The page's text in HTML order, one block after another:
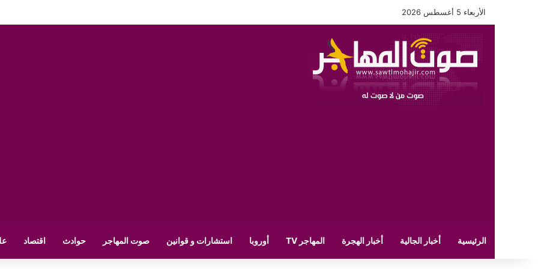
الأربعاء 5 أغسطس 2026
الرئيسية أخبار الجالية أخبار الهجرة المهاجر TV أوروبا استشارات و قوانين صوت المهاجر حوادث اقتصاد